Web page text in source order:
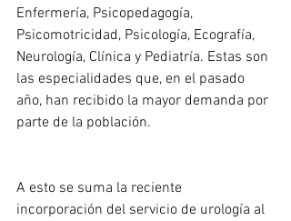
Enfermería, Psicopedagogía,
Psicomotricidad, Psicología, Ecografía,
Neurología, Clínica y Pediatría. Estas son
las especialidades que, en el pasado
año, han recibido la mayor demanda por
parte de la población.
A esto se suma la reciente
incorporación del servicio de urología al